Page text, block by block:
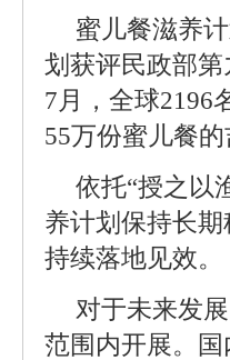
蜜儿餐滋养
划获评民政部
7月，全球2196
55万份蜜儿餐的
依托“授之以
养计划保持长
持续落地见效。
对于未来发
范围内开展。